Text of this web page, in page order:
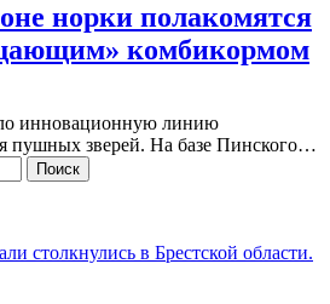
норки полакомятся
комбикормом
инновационную линию
пушных зверей. На базе Пинского…
столкнулись в Брестской области.